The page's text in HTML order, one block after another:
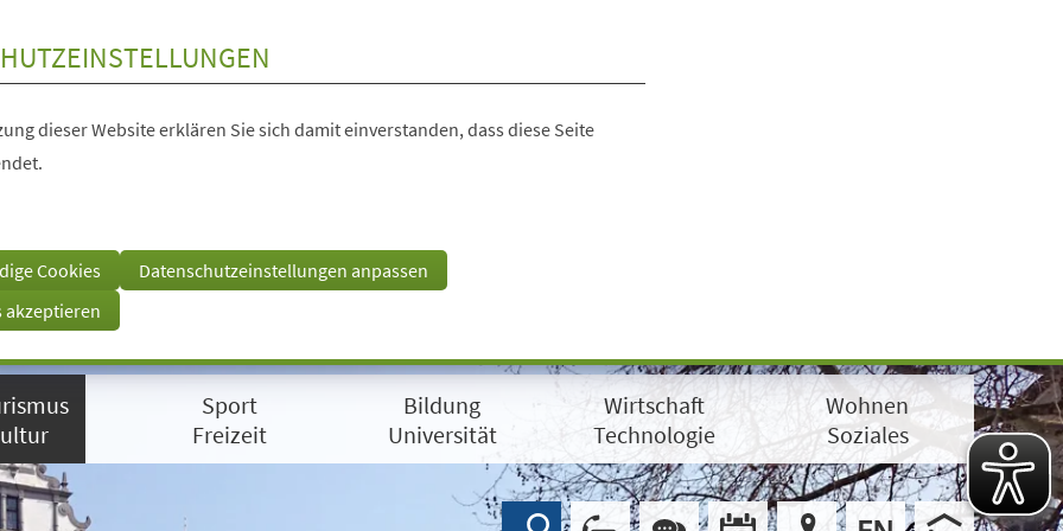
dieser Website erklären Sie sich damit einverstanden, dass diese Seite
Cookies
Datenschutzeinstellungen anpassen
akzeptieren
Sport
Freizeit
Bildung
Universität
Wirtschaft
Technologie
Wohnen
Soziales